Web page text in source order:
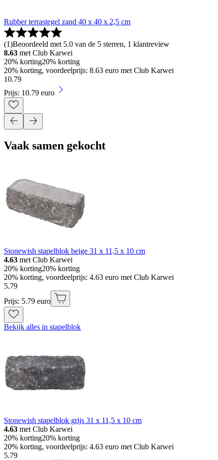
Rubber terrastegel zand 40 x 40 x 2,5 cm
(1)Beoordeeld met 5.0 van de 5 sterren, 1 klantreview
8.63 met Club Karwei
20% korting20% korting
20% korting, voordeelprijs: 8.63 euro met Club Karwei
10.79
Prijs: 10.79 euro
Vaak samen gekocht
Stonewish stapelblok beige 31 x 11,5 x 10 cm
4.63 met Club Karwei
20% korting20% korting
20% korting, voordeelprijs: 4.63 euro met Club Karwei
5.79
Prijs: 5.79 euro
Bekijk alles in stapelblok
Stonewish stapelblok grijs 31 x 11,5 x 10 cm
4.63 met Club Karwei
20% korting20% korting
20% korting, voordeelprijs: 4.63 euro met Club Karwei
5.79